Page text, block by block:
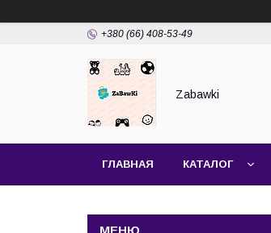
+380 (66) 408-53-49
Zabawki
ГЛАВНАЯ КАТАЛОГ